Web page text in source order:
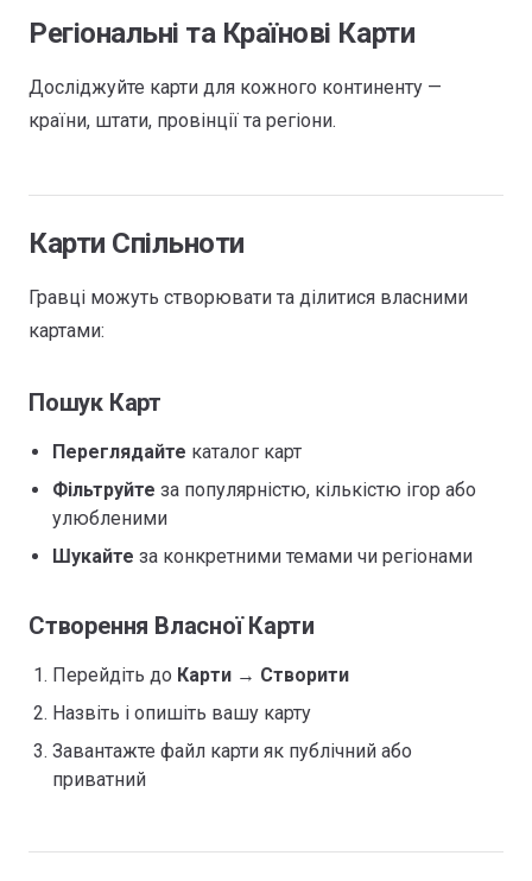
Регіональні та Країнові Карти
Досліджуйте карти для кожного континенту —
країни, штати, провінції та регіони.
Карти Спільноти
Гравці можуть створювати та ділитися власними
картами:
Пошук Карт
Переглядайте каталог карт
Фільтруйте за популярністю, кількістю ігор або
улюбленими
Шукайте за конкретними темами чи регіонами
Створення Власної Карти
Перейдіть до Карти → Створити
Назвіть і опишіть вашу карту
Завантажте файл карти як публічний або
приватний